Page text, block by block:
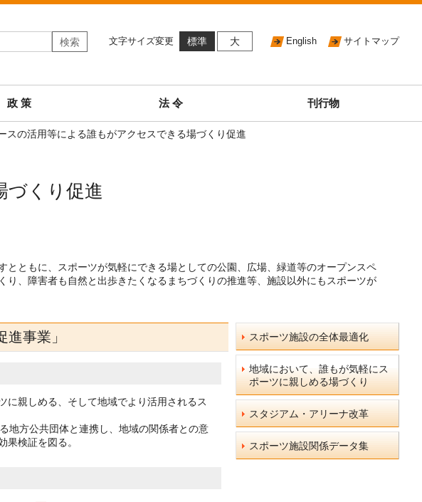
English サイトマップ
文字サイズ変更 標準 大
政 策 法 令 刊行物
スの活用等による誰もがアクセスできる場づくり促進
づくり促進
ともに、スポーツが気軽にできる場としての公園、広場、緑道等のオープンスペ
、障害者も自然と出歩きたくなるまちづくりの推進等、施設以外にもスポーツが
事業」
親しめる、そして地域でより活用されるス
地方公共団体と連携し、地域の関係者との意
検証を図る。
スポーツ施設の全体最適化
地域において、誰もが気軽にス
ポーツに親しめる場づくり
スタジアム・アリーナ改革
スポーツ施設関係データ集